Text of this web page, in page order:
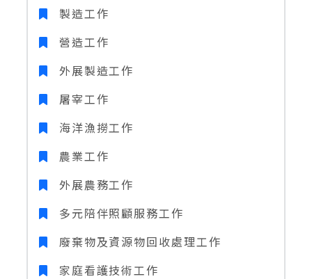
製造工作
營造工作
外展製造工作
屠宰工作
海洋漁撈工作
農業工作
外展農務工作
多元陪伴照顧服務工作
廢棄物及資源物回收處理工作
家庭看護技術工作